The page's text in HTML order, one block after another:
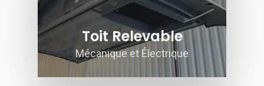
Toit Relevable
Mécanique et Électrique